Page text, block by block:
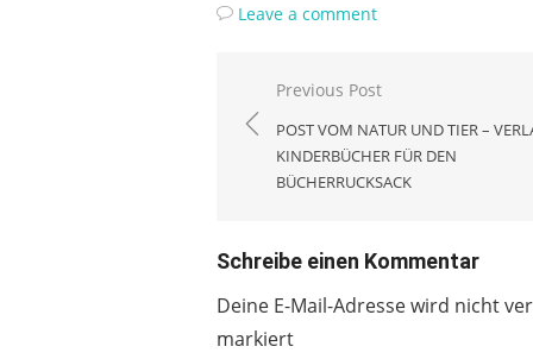
Leave a comment
Beitragsnavigation
Previous Post
POST VOM NATUR UND TIER –
KINDERBÜCHER FÜR DEN
BÜCHERRUCKSACK
Schreibe einen Kommentar
Deine E-Mail-Adresse wird nicht
markiert